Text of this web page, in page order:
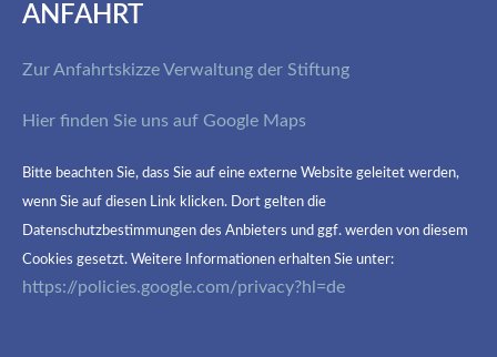
ANFAHRT
Zur Anfahrtskizze Verwaltung der Stiftung
Hier finden Sie uns auf Google Maps
Bitte beachten Sie, dass Sie auf eine externe Website geleitet werden,
wenn Sie auf diesen Link klicken. Dort gelten die
Datenschutzbestimmungen des Anbieters und ggf. werden von diesem
Cookies gesetzt. Weitere Informationen erhalten Sie unter:
https://policies.google.com/privacy?hl=de